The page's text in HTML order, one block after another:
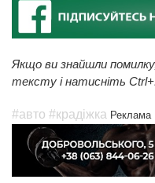
Якщо ви знайшли
тексту і натисніть
#авто #крадіжка Реклама